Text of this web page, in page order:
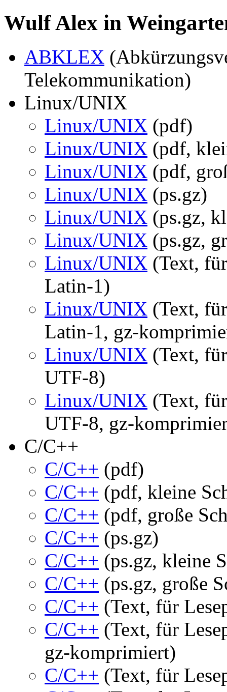
Wulf Alex in
ABKLEX
Telekommunikation)
Linux/UNIX
Linux/UNIX (pdf)
Linux/UNIX (pdf,
Linux/UNIX (pdf,
Linux/UNIX (ps.gz)
Linux/UNIX (ps.gz,
Linux/UNIX (ps.gz,
Linux/UNIX (Text,
Latin-1)
Linux/UNIX (Text,
Latin-1, gz-
Linux/UNIX (Text,
UTF-8)
Linux/UNIX (Text,
UTF-8, gz-
C/C++
C/C++ (pdf)
C/C++ (pdf, kleine
C/C++ (pdf, große
C/C++ (ps.gz)
C/C++ (ps.gz, kleine
C/C++ (ps.gz, große
C/C++ (Text, für
C/C++ (Text, für
gz-komprimiert)
C/C++ (Text, für